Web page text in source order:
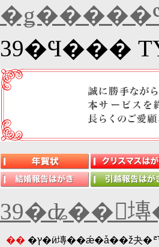
39�Ϥ���
39�ʥ��󥭥
�� �ץ�ӥ塼��ǽ�ǡ��ž夬�ꥤ